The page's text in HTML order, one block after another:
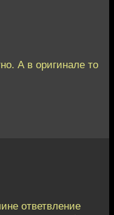
А в оригинале то
ответвление